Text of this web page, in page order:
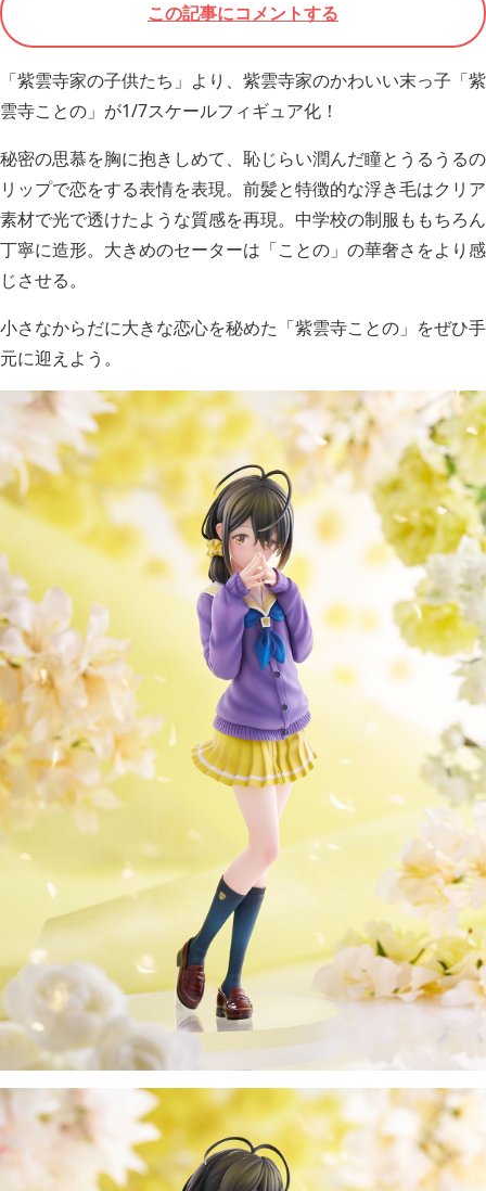
この記事にコメントする
「紫雲寺家の子供たち」より、紫雲寺家のかわいい末っ子「紫
雲寺ことの」が1/7スケールフィギュア化！
秘密の思慕を胸に抱きしめて、恥じらい潤んだ瞳とうるうるの
リップで恋をする表情を表現。前髪と特徴的な浮き毛はクリア
素材で光で透けたような質感を再現。中学校の制服ももちろん
丁寧に造形。大きめのセーターは「ことの」の華奢さをより感
じさせる。
小さなからだに大きな恋心を秘めた「紫雲寺ことの」をぜひ手
元に迎えよう。